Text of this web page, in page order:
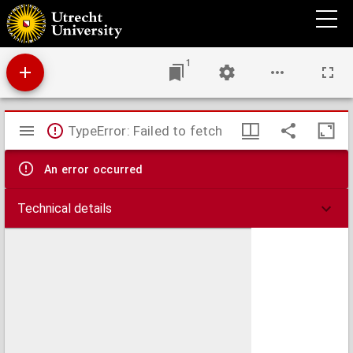
Onze lijdensuren geheiligd : opgedragen aan de lijdende kinderen van O.L. Vrouw van
het H. Hart, hoop der hopeloozen.
1
Mirador
viewer
TypeError: Failed to fetch
An error occurred
Technical details